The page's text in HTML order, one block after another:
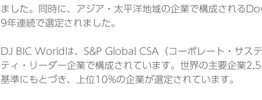
ました。同時に、アジア・太平洋地域の企業で構成され
9年連続で選定されました。
DJ BIC Worldは、S&P Global CSA（コーポレート・サス
ティ・リーダー企業で構成されています。世界の主要企業
基準にもとづき、上位10%の企業が選定されています。